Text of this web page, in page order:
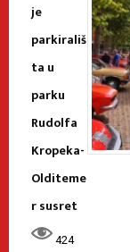
je
parkirališ
ta u
parku
Rudolfa
Kropeka-
Olditeme
r susret
424